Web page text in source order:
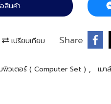
สินค้า
เปรียบเทียบ Share
วเตอร์ ( Computer Set ) , เม